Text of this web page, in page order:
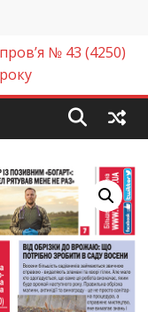
№ 43 (4250)